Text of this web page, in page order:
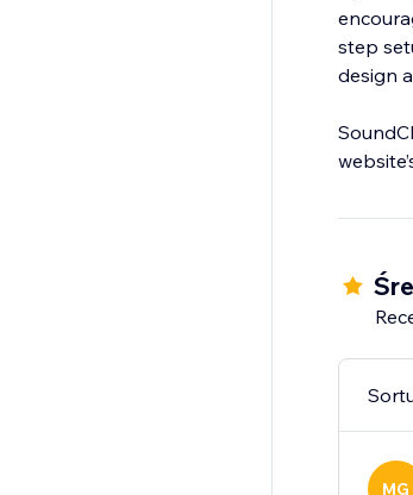
step
design
MG